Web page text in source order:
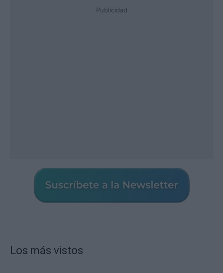
Publicidad
Los más vistos